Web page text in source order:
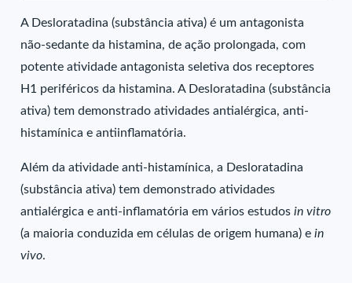
A Desloratadina (substância ativa) é um antagonista
não-sedante da histamina, de ação prolongada, com
potente atividade antagonista seletiva dos receptores
H1 periféricos da histamina. A Desloratadina (substância
ativa) tem demonstrado atividades antialérgica, anti-
histamínica e antiinflamatória.
Além da atividade anti-histamínica, a Desloratadina
(substância ativa) tem demonstrado atividades
antialérgica e anti-inflamatória em vários estudosin vitro
(a maioria conduzida em células de origem humana) ein
vivo.